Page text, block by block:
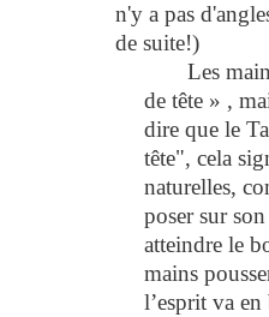
n'y a pas
de suite!)
Les mains
de tête » ,
dire que le
tête", cela
naturelles,
poser sur
atteindre le
mains
l’esprit va